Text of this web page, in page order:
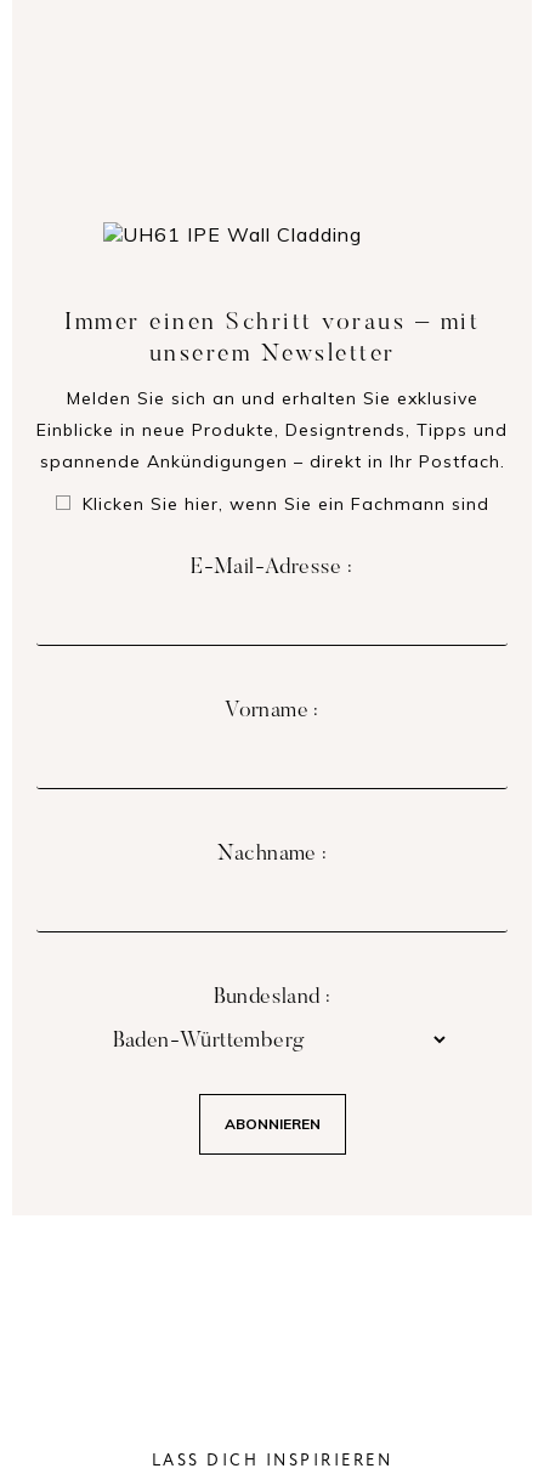
Immer einen Schritt voraus – mit
unserem Newsletter
Melden Sie sich an und erhalten Sie exklusive
Einblicke in neue Produkte, Designtrends, Tipps und
spannende Ankündigungen – direkt in Ihr Postfach.
Klicken Sie hier, wenn Sie ein Fachmann sind
E-Mail-Adresse :
Vorname :
Nachname :
Bundesland :
LASS DICH INSPIRIEREN